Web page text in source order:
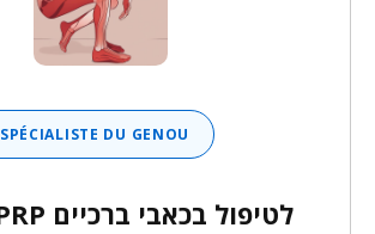
SPÉCIALISTE DU GENOU
לטיפול בכאבי ברכיים PRP הזרקת